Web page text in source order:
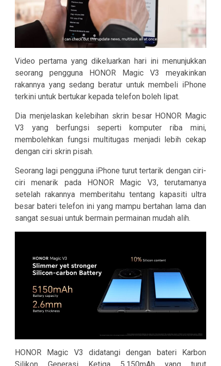
Video pertama yang dikeluarkan hari ini menunjukkan
seorang pengguna HONOR Magic V3 meyakinkan
rakannya yang sedang beratur untuk membeli iPhone
terkini untuk bertukar kepada telefon boleh lipat.
Dia menjelaskan kelebihan skrin besar HONOR Magic
V3 yang berfungsi seperti komputer riba mini,
membolehkan fungsi multitugas menjadi lebih cekap
dengan ciri skrin pisah.
Seorang lagi pengguna iPhone turut tertarik dengan ciri-
ciri menarik pada HONOR Magic V3, terutamanya
setelah rakannya memberitahu tentang kapasiti ultra
besar bateri telefon ini yang mampu bertahan lama dan
sangat sesuai untuk bermain permainan mudah alih.
HONOR Magic V3 didatangi dengan bateri Karbon